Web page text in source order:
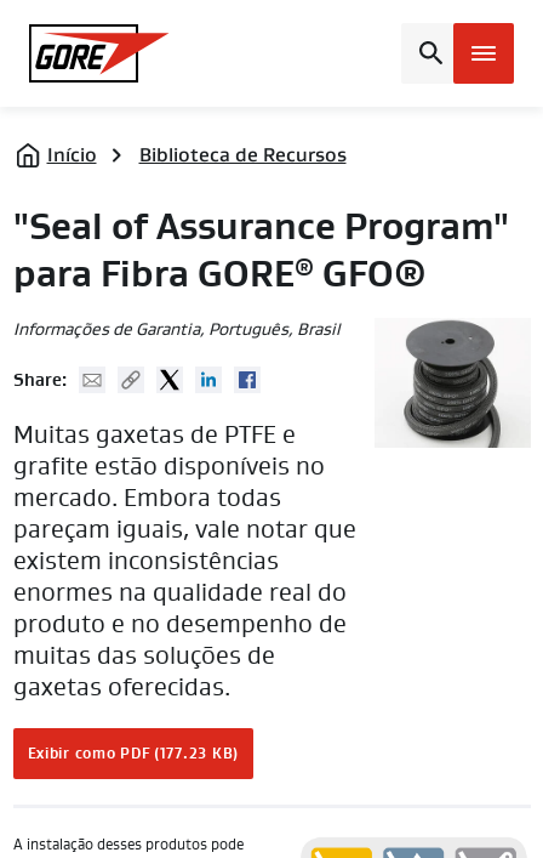
Gore
Início Biblioteca de Recursos
"Seal of Assurance Program"
para Fibra GORE® GFO®
Informações de Garantia, Português, Brasil
Share: Mail Copy URLTwitterLinked In
Muitas gaxetas de PTFE e
grafite estão disponíveis no
mercado. Embora todas
pareçam iguais, vale notar que
existem inconsistências
enormes na qualidade real do
produto e no desempenho de
muitas das soluções de
gaxetas oferecidas.
Exibir como PDF (177.23 KB)
A instalação desses produtos pode